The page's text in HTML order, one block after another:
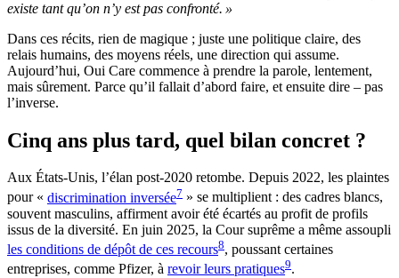
existe tant qu’on n’y est pas confronté. »
Dans ces récits, rien de magique ; juste une politique claire, des
relais humains, des moyens réels, une direction qui assume.
Aujourd’hui, Oui Care commence à prendre la parole, lentement,
mais sûrement. Parce qu’il fallait d’abord faire, et ensuite dire – pas
l’inverse.
Cinq ans plus tard, quel bilan concret ?
Aux États-Unis, l’élan post-2020 retombe. Depuis 2022, les plaintes
pour « discrimination inversée7 » se multiplient: des cadres blancs,
souvent masculins, affirment avoir été écartés au profit de profils
issus de la diversité. En juin 2025, la Cour suprême a même assoupli
les conditions de dépôt de ces recours8, poussant certaines
entreprises, comme Pfizer, à revoir leurs pratiques9.